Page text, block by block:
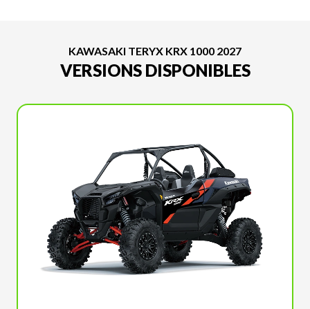
KAWASAKI TERYX KRX 1000 2027
VERSIONS DISPONIBLES